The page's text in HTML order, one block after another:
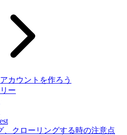
カウントを作ろう
ー
、クローリングする時の注意点